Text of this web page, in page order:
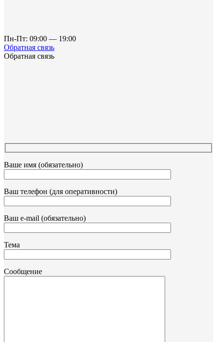
Пн-Пт: 09:00 — 19:00
Обратная связь
Обратная связь
Ваше имя (обязательно)
Ваш телефон (для оперативности)
Ваш e-mail (обязательно)
Тема
Сообщение